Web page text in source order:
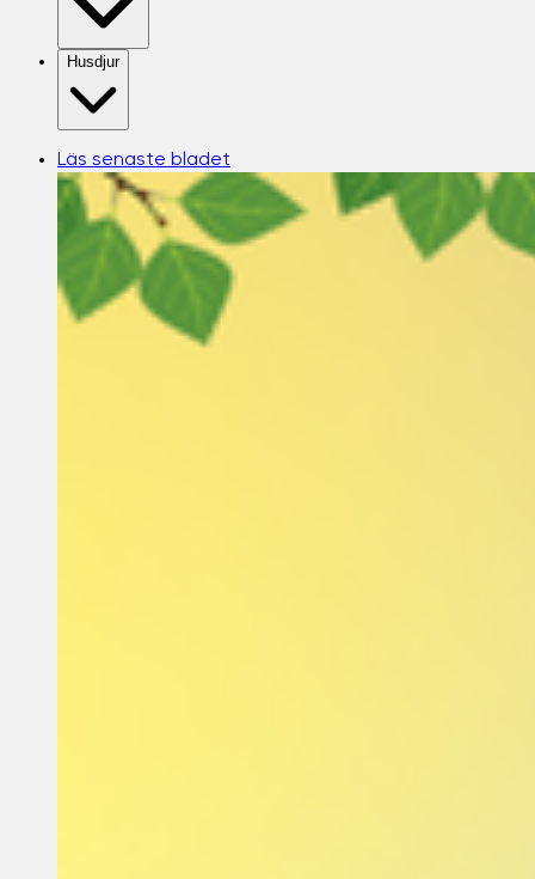
Husdjur
Läs senaste bladet